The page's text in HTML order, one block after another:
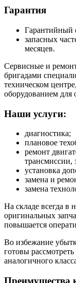
Гарантия
Гарантийный
запасных
месяцев.
Сервисные и
бригадами
техническом
оборудованием для
Наши услуги:
диагностика;
плановое
ремонт
трансмиссии,
установка
замена и
замена
На складе всегда в
оригинальных
повышается
Во избежание
готовы
аналогичного
Преимущества